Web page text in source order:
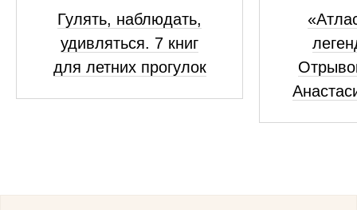
Гулять, наблюдать,
удивляться. 7 книг
для летних прогулок